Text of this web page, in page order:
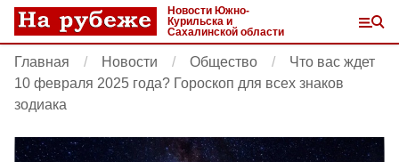
Новости Южно-
Курильска и
Сахалинской области
Главная Новости Общество
Что вас ждет
10 февраля 2025 года? Гороскоп для всех знаков
зодиака